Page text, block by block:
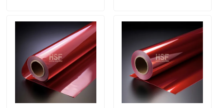
ビデオ
企業情報
会社案内